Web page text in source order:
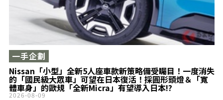
Nissan「小型」全新5人座車款新策略備受矚目！一度消失
的「國民級大眾車」可望在日本復活！採圓形頭燈＆「寬
體車身」的歐規「全新Micra」有望導入日本!?
一手企劃
2026-08-09